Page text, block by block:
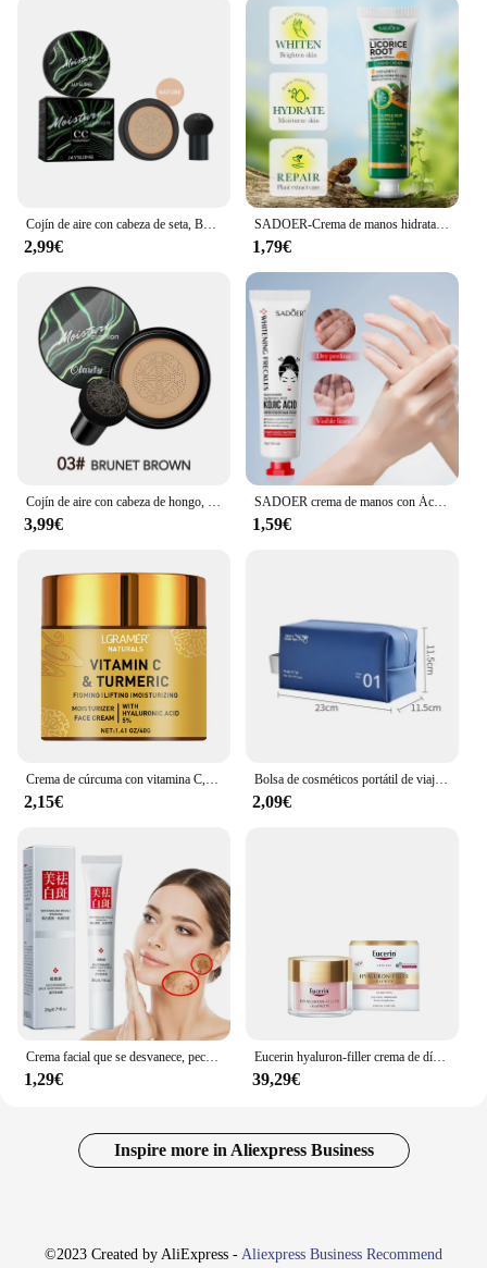
Cojín de aire con cabeza de seta, Base de crema Bb, corrector líquido, ilumina el Control de aceite, blanqueamiento, Base impermeable, cosméticos de maquillaje
2,99€
SADOER-Crema de manos hidratante con vitamina C, crema de manos con regaliz, nutritiva, iluminadora, productos para el cuidado de la piel, 1/2 piezas
1,79€
Cojín de aire con cabeza de hongo, crema CC, base hidratante Natural, corrector, blanqueador, control de aceite, Cosméticos de maquillaje, crema BB
3,99€
SADOER crema de manos con Ácido Kójico, hidratante, nutritiva, iluminadora, hidratante, productos para el cuidado de la piel
1,59€
Crema de cúrcuma con vitamina C, aclara las líneas finas, ilumina las hidrataciones, reafirma la piel, levanta la cara, blanquea la crema para la piel Facial
2,15€
Bolsa de cosméticos portátil de viaje, lápiz labial Simple multifuncional, bolsa de maquillaje para playa, estuches impermeables para mujer, organizador de artículos de tocador
2,09€
1,29€
Eucerin hyaluron-filler crema de día rosé spf30 50 ml
39,29€
Inspire more in Aliexpress Business
©2023 Created by AliExpress - Aliexpress Business Recommend